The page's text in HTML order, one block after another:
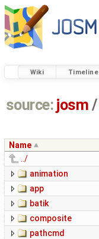
Wiki Timeline
source: josm /
Name
../
animation
app
batik
composite
pathcmd